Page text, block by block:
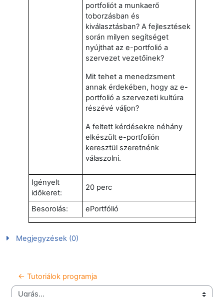
portfoliót a munkaerő
toborzásban és
kiválasztásban? A fejlesztések
során milyen segítséget
nyújthat az e-portfolió a
szervezet vezetőinek?
Mit tehet a menedzsment
annak érdekében, hogy az e-
portfolió a szervezeti kultúra
részévé váljon?
A feltett kérdésekre néhány
elkészült e-portfolión
keresztül szeretnénk
válaszolni.
Igényelt
időkeret:
20 perc
Besorolás: ePortfólió
Megjegyzések (0)
← Tutoriálok programja